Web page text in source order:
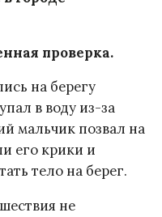
проверка.
на берегу
в воду из-за
мальчик позвал на
его крики и
тело на берег.
не